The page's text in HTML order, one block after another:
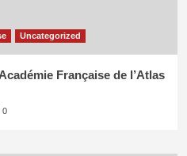
Uncategorized
Française de l’Atlas
0